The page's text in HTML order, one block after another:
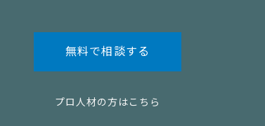
無料で相談する
プロ人材の方はこちら